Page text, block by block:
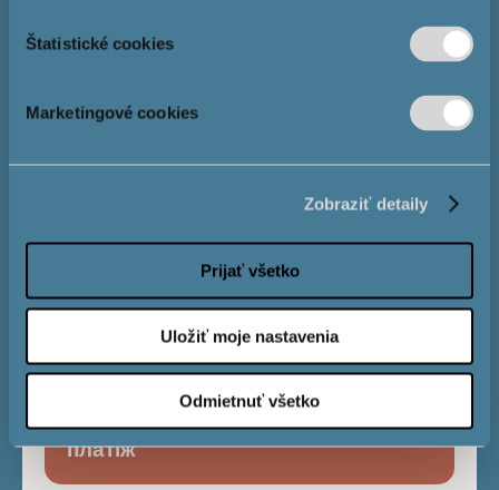
Štatistické cookies
Marketingové cookies
Zobraziť detaily
Prijať všetko
Uložiť moje nastavenia
Odmietnuť všetko
4,0 %
Строк виплати
Місячний
платіж
€